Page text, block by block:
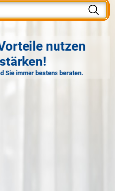
nutzen
Sie immer bestens beraten.